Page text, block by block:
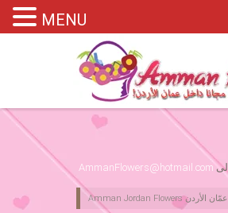
Please assign primary menu in wp-admin-
AmmanFlowers@hotmail.com
MENU